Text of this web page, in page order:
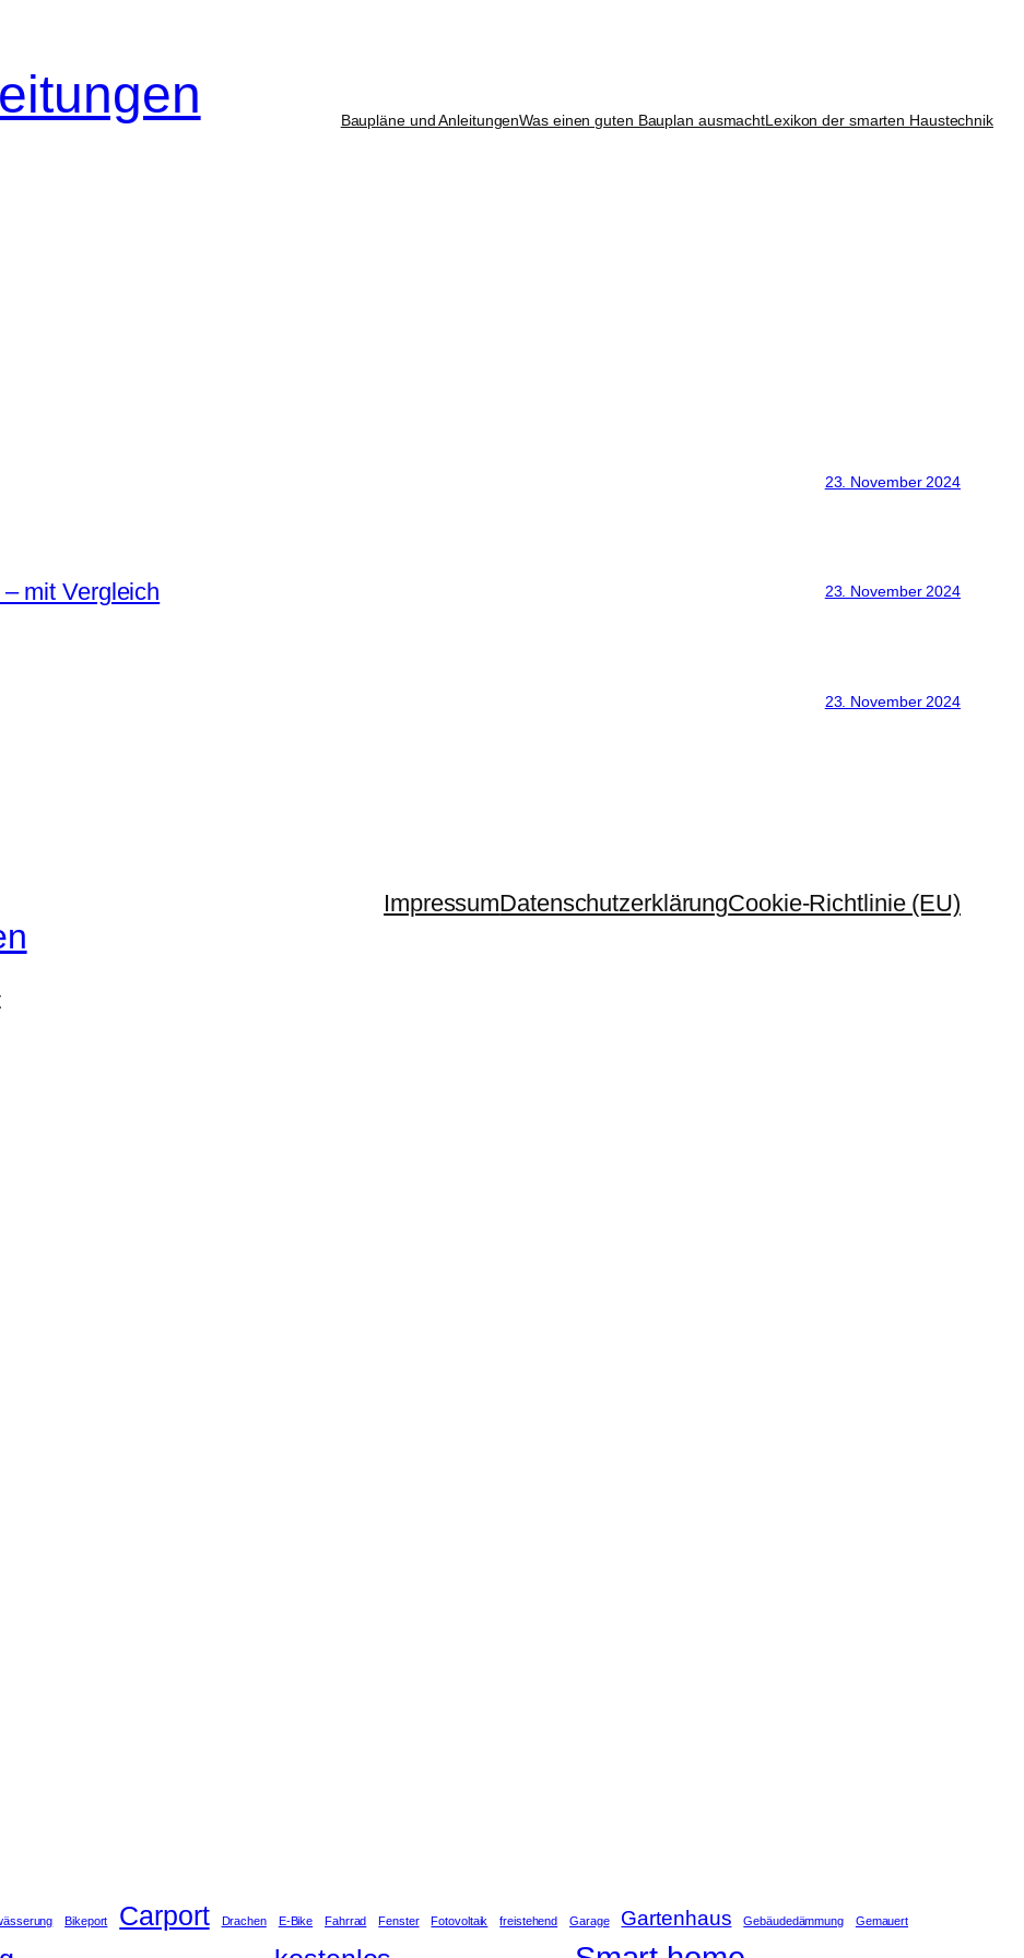
Baupläne und AnleitungenWas einen guten Bauplan ausmachtLexikon der smarten Haustechnik
23. November 2024
mit Vergleich 23. November 2024
23. November 2024
ImpressumDatenschutzerklärungCookie-Richtlinie (EU)
Bikeport Carport Drachen E-Bike Fahrrad Fenster Fotovoltaik freistehend Garage Gartenhaus Gebäudedämmung Gemauert